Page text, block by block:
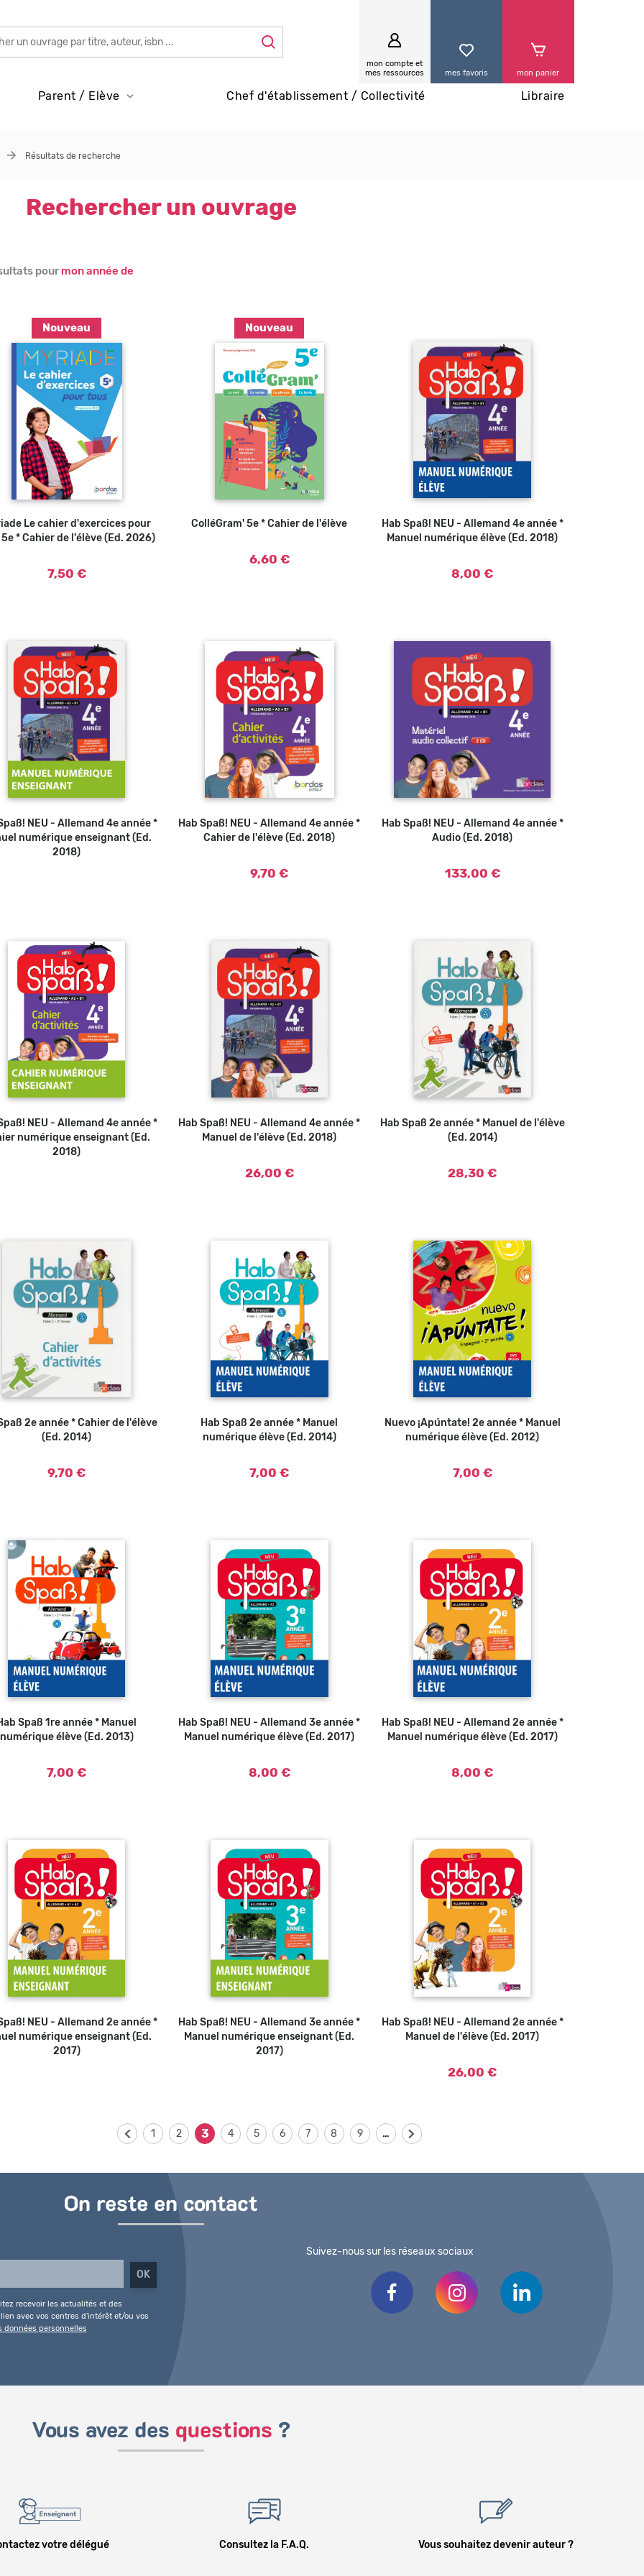
mon compte et
mes ressources
mes favoris mon panier
Parent / Elève Chef d'établissement / Collectivité Libraire
Résultats de recherche
Rechercher un ouvrage
pour mon année de
Nouveau
Ajouter au panier
Le cahier d'exercices pour
* Cahier de l'élève (Ed. 2026)
7,50 €
Nouveau
Ajouter au panier
ColléGram' 5e * Cahier de l'élève
6,60 €
Ajouter au panier
Hab Spaß! NEU - Allemand 4e année *
Manuel numérique élève (Ed. 2018)
8,00 €
NEU - Allemand 4e année *
numérique enseignant (Ed.
2018)
Ajouter au panier
Hab Spaß! NEU - Allemand 4e année *
Cahier de l'élève (Ed. 2018)
9,70 €
Ajouter au panier
Hab Spaß! NEU - Allemand 4e année *
Audio (Ed. 2018)
133,00 €
NEU - Allemand 4e année *
numérique enseignant (Ed.
2018)
Ajouter au panier
Hab Spaß! NEU - Allemand 4e année *
Manuel de l'élève (Ed. 2018)
26,00 €
Ajouter au panier
Hab Spaß 2e année * Manuel de l'élève
(Ed. 2014)
28,30 €
Ajouter au panier
2e année * Cahier de l'élève
(Ed. 2014)
9,70 €
Ajouter au panier
Hab Spaß 2e année * Manuel
numérique élève (Ed. 2014)
7,00 €
Nuevo ¡Apúntate! 2e année * Manuel
numérique élève (Ed. 2012)
7,00 €
Spaß 1re année * Manuel
numérique élève (Ed. 2013)
7,00 €
Ajouter au panier
Hab Spaß! NEU - Allemand 3e année *
Manuel numérique élève (Ed. 2017)
8,00 €
Ajouter au panier
Hab Spaß! NEU - Allemand 2e année *
Manuel numérique élève (Ed. 2017)
8,00 €
NEU - Allemand 2e année *
numérique enseignant (Ed.
2017)
Hab Spaß! NEU - Allemand 3e année *
Manuel numérique enseignant (Ed.
2017)
Ajouter au panier
Hab Spaß! NEU - Allemand 2e année *
Manuel de l'élève (Ed. 2017)
26,00 €
1 2 3 4 5 6 7 8 9 …
On reste en contact
recevoir les actualités et des
avec vos centres d'intérêt et/ou vos
données personnelles
Suivez-nous sur les réseaux sociaux
Vous avez des questions ?
votre délégué Consultez la F.A.Q. Vous souhaitez devenir auteur ?